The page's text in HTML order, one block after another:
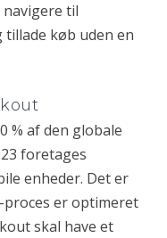
til
køb uden en
% af den globale
foretages
enheder. Det er
er optimeret
skal have et